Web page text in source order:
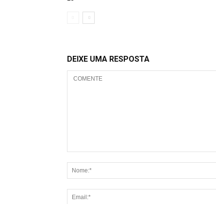
DEIXE UMA RESPOSTA